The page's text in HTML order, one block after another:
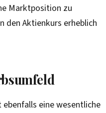
Marktposition zu
den Aktienkurs erheblich
eine wesentliche